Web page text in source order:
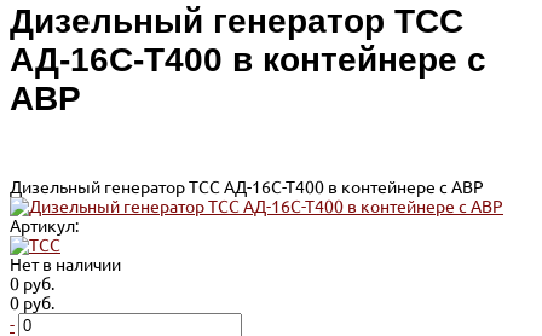
Дизельный генератор ТСС
АД-16С-Т400 в контейнере с
АВР
Дизельный генератор ТСС АД-16С-Т400 в контейнере с АВР
Артикул:
Нет в наличии
0 руб.
0 руб.
-